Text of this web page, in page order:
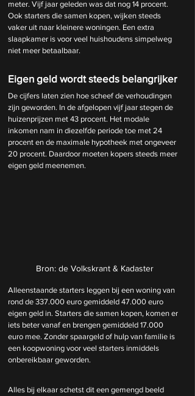
meter. Vijf jaar geleden was dat nog 14 procent.
Ook starters die samen kopen, wijken steeds
vaker uit naar kleinere woningen. Een extra
slaapkamer is voor veel huishoudens simpelweg
niet meer betaalbaar.
Eigen geld wordt steeds belangrijker
De cijfers laten zien hoe scheef de verhoudingen
zijn geworden. In de afgelopen vijf jaar stegen de
huizenprijzen met 43 procent. Het modale
inkomen nam in diezelfde periode toe met 24
procent en de maximale hypotheek met ongeveer
20 procent. Daardoor moeten kopers steeds meer
eigen geld meenemen.
Bron: de Volkskrant & Kadaster
Alleenstaande starters leggen bij een woning van
rond de 337.000 euro gemiddeld 47.000 euro
eigen geld in. Starters die samen kopen, komen er
iets beter vanaf en brengen gemiddeld 17.000
euro mee. Zonder spaargeld of hulp van familie is
een koopwoning voor veel starters inmiddels
onbereikbaar geworden.
Alles bij elkaar schetst dit een gemengd beeld